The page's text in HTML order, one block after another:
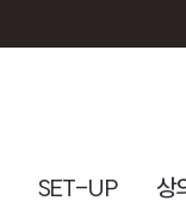
SET-UP 상